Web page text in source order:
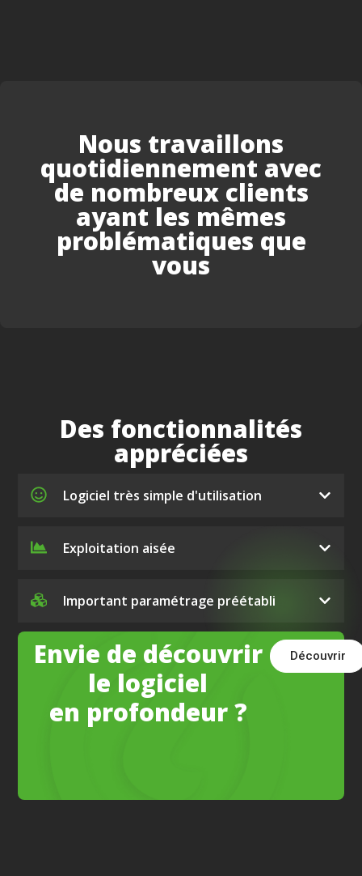
Nous travaillons
quotidiennement avec
de nombreux clients
ayant les mêmes
problématiques que
vous
Des fonctionnalités
appréciées
Logiciel très simple d'utilisation
Exploitation aisée
Important paramétrage préétabli
Envie de découvrir
le logiciel
en profondeur ?
Découvrir